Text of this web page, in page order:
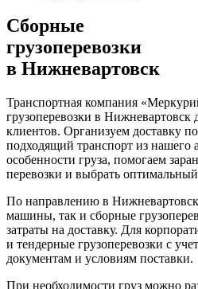
Сборные
грузоперевозки
в Нижневартовск
Транспортная компания
грузоперевозки в Нижневартовск
клиентов. Организуем доставку
подходящий транспорт из нашего
особенности груза, помогаем
перевозки и выбрать
По направлению в
машины, так и сборные
затраты на доставку. Для
и тендерные грузоперевозки с
документам и условиям поставки.
При необходимости груз можно